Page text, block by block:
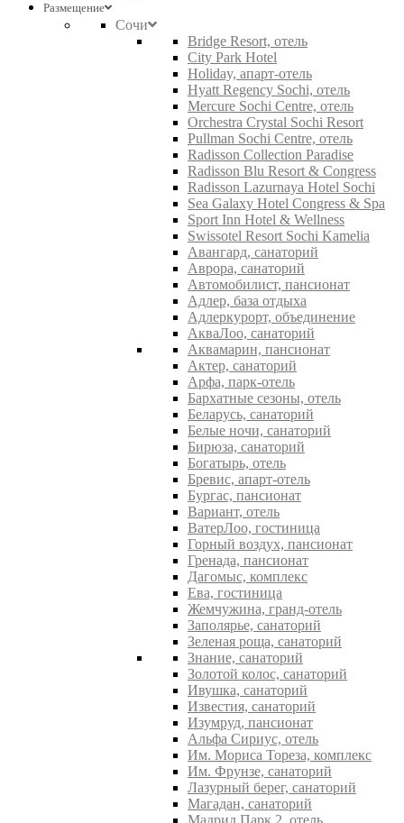
Размещение
Сочи
Bridge Resort, отель
City Park Hotel
Holiday, апарт-отель
Hyatt Regency Sochi, отель
Mercure Sochi Centre, отель
Orchestra Crystal Sochi Resort
Pullman Sochi Centre, отель
Radisson Collection Paradise
Radisson Blu Resort & Congress
Radisson Lazurnaya Hotel Sochi
Sea Galaxy Hotel Congress & Spa
Sport Inn Hotel & Wellness
Swissotel Resort Sochi Kamelia
Авангард, санаторий
Аврора, санаторий
Автомобилист, пансионат
Адлер, база отдыха
Адлеркурорт, объединение
АкваЛоо, санаторий
Аквамарин, пансионат
Актер, санаторий
Арфа, парк-отель
Бархатные сезоны, отель
Беларусь, санаторий
Белые ночи, санаторий
Бирюза, санаторий
Богатырь, отель
Бревис, апарт-отель
Бургас, пансионат
Вариант, отель
ВатерЛоо, гостиница
Горный воздух, пансионат
Гренада, пансионат
Дагомыс, комплекс
Ева, гостиница
Жемчужина, гранд-отель
Заполярье, санаторий
Зеленая роща, санаторий
Знание, санаторий
Золотой колос, санаторий
Ивушка, санаторий
Известия, санаторий
Изумруд, пансионат
Альфа Сириус, отель
Им. Мориса Тореза, комплекс
Им. Фрунзе, санаторий
Лазурный берег, санаторий
Магадан, санаторий
Мадрид Парк 2, отель